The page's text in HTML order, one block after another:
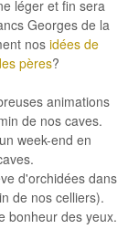
léger et fin sera
Georges de la
nos idées de
pères?
animations
de nos caves.
week-end en
.
d'orchidées dans
de nos celliers).
bonheur des yeux.